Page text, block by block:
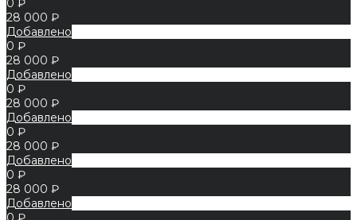
28 000 ₽
Добавлено
0 ₽
28 000 ₽
Добавлено
0 ₽
28 000 ₽
Добавлено
0 ₽
28 000 ₽
Добавлено
0 ₽
28 000 ₽
Добавлено